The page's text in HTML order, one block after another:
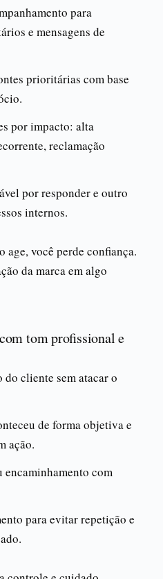
para
e mensagens de
prioritárias com base
por impacto: alta
reclamação
por responder e outro
internos.
age, você perde confiança.
da marca em algo
tom profissional e
do cliente sem atacar o
de forma objetiva e
ação.
encaminhamento com
para evitar repetição e